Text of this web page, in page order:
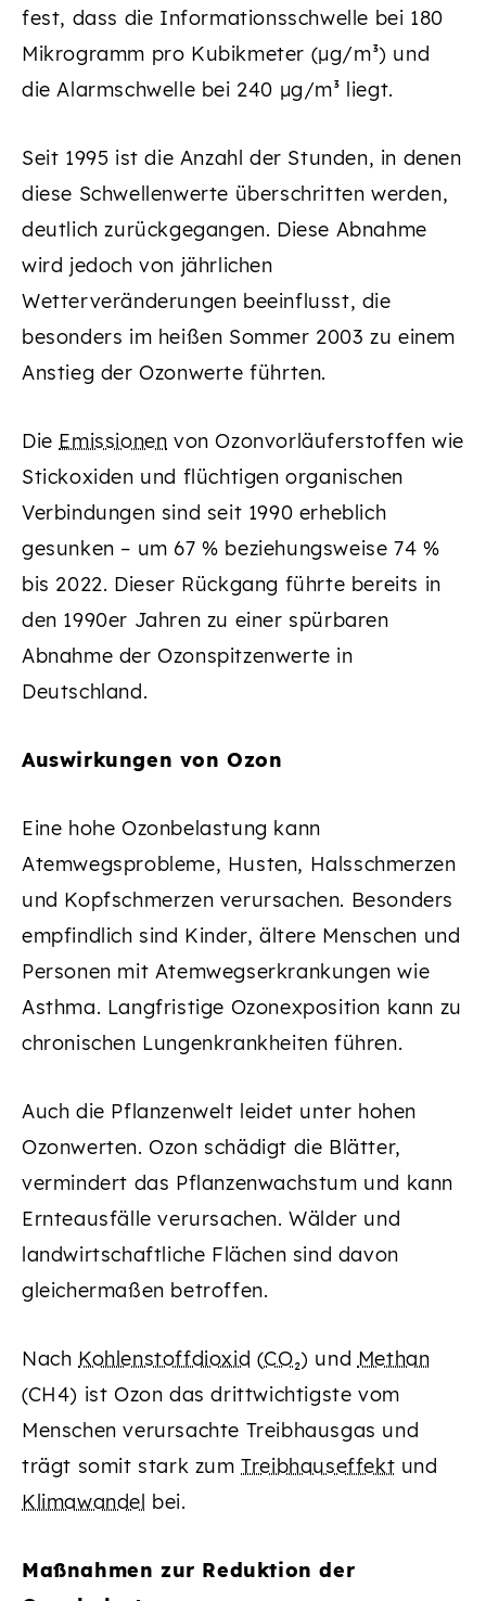
fest, dass die Informationsschwelle bei 180
Mikrogramm pro Kubikmeter (µg/m³) und
die Alarmschwelle bei 240 µg/m³ liegt.
Seit 1995 ist die Anzahl der Stunden, in denen
diese Schwellenwerte überschritten werden,
deutlich zurückgegangen. Diese Abnahme
wird jedoch von jährlichen
Wetterveränderungen beeinflusst, die
besonders im heißen Sommer 2003 zu einem
Anstieg der Ozonwerte führten.
Die Emissionen von Ozonvorläuferstoffen wie
Stickoxiden und flüchtigen organischen
Verbindungen sind seit 1990 erheblich
gesunken – um 67 % beziehungsweise 74 %
bis 2022. Dieser Rückgang führte bereits in
den 1990er Jahren zu einer spürbaren
Abnahme der Ozonspitzenwerte in
Deutschland.
Auswirkungen von Ozon
Eine hohe Ozonbelastung kann
Atemwegsprobleme, Husten, Halsschmerzen
und Kopfschmerzen verursachen. Besonders
empfindlich sind Kinder, ältere Menschen und
Personen mit Atemwegserkrankungen wie
Asthma. Langfristige Ozonexposition kann zu
chronischen Lungenkrankheiten führen.
Auch die Pflanzenwelt leidet unter hohen
Ozonwerten. Ozon schädigt die Blätter,
vermindert das Pflanzenwachstum und kann
Ernteausfälle verursachen. Wälder und
landwirtschaftliche Flächen sind davon
gleichermaßen betroffen.
Nach Kohlenstoffdioxid (CO₂) und Methan
(CH4) ist Ozon das drittwichtigste vom
Menschen verursachte Treibhausgas und
trägt somit stark zumTreibhauseffekt und
Klimawandel bei.
Maßnahmen zur Reduktion der